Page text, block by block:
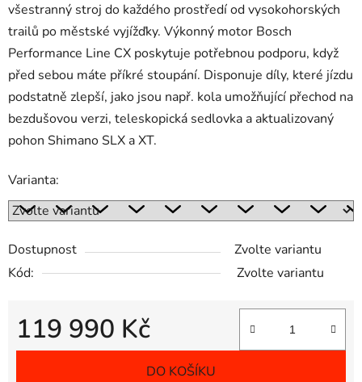
všestranný stroj do každého prostředí od vysokohorských
trailů po městské vyjížďky. Výkonný motor Bosch
Performance Line CX poskytuje potřebnou podporu, když
před sebou máte příkré stoupání. Disponuje díly, které jízdu
podstatně zlepší, jako jsou např. kola umožňující přechod na
bezdušovou verzi, teleskopická sedlovka a aktualizovaný
pohon Shimano SLX a XT.
Varianta:
Dostupnost
Zvolte variantu
Kód:
Zvolte variantu
119 990 Kč
Měrná cena:
DO KOŠÍKU